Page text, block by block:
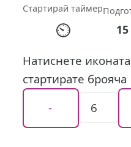
Стартирай таймер
⏲ 15
Натиснете
стартирате брояча